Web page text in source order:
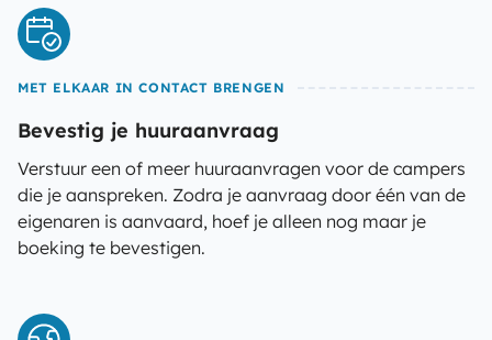
MET ELKAAR IN CONTACT BRENGEN
Bevestig je huuraanvraag
Verstuur een of meer huuraanvragen voor de campers
die je aanspreken. Zodra je aanvraag door één van de
eigenaren is aanvaard, hoef je alleen nog maar je
boeking te bevestigen.